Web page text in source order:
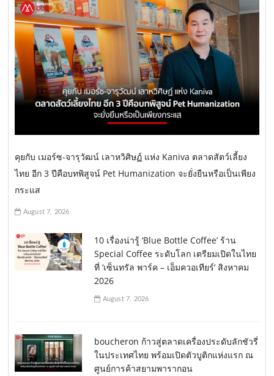
คุยกับ เมอร์ซ-จารุวัฒน์ เลาหวิศิษฏ์ แห่ง Kaniva ตลาดสัตว์เลี้ยง
ไทย อีก 3 ปีคือบทพิสูจน์ Pet Humanization จะยั่งยืนหรือเป็นเพียง
กระแส
August 7, 2026
10 เรื่องน่ารู้ ‘Blue Bottle Coffee’ ร้าน
Special Coffee ระดับโลก เตรียมเปิดในไทย
ที่ ‘เซ็นทรัล พาร์ค – เอ็มควอเทียร์’ สิงหาคม
2026
August 7, 2026
boucheron ก้าวสู่ตลาดเครื่องประดับลักชัวรี่
ในประเทศไทย พร้อมเปิดตัวบูติกแห่งแรก ณ
ศูนย์การค้าสยามพารากอน